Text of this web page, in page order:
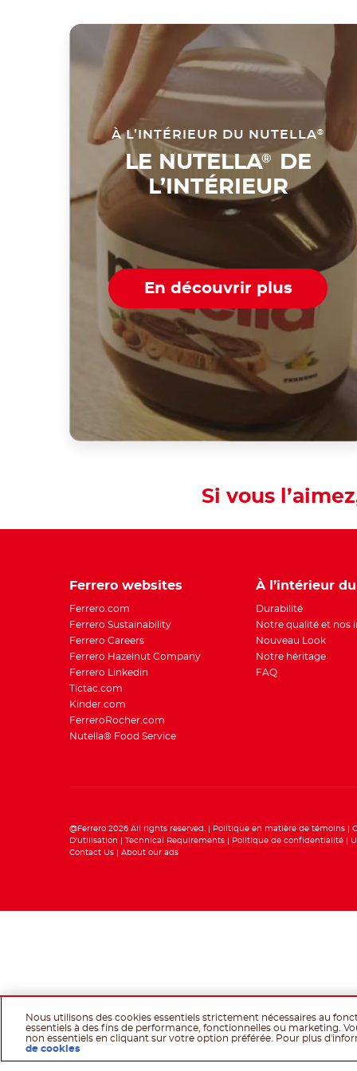
À L’INTÉRIEUR DU NUTELLA®
LE NUTELLA®
DE
L’INTÉRIEUR
En découvrir plus
Si vous
Ferrero websites
Ferrero.com
Ferrero Sustainability
Ferrero Careers
Ferrero Hazelnut Company
Ferrero Linkedin
Tictac.com
Kinder.com
FerreroRocher.com
Nutella® Food Service
À l’intérieur
Durabilité
Notre qualité et nos
Nouveau Look
Notre héritage
FAQ
@Ferrero 2026 All rights reserved. Politique en matière de témoins
D'utilisation
Technical Requirements Politique de confidentialité
Contact Us
About our ads
Nous utilisons des cookies essentiels strictement nécessaires au
essentiels à des fins de performance, fonctionnelles ou marketing.
non essentiels en cliquant sur votre option préférée. Pour plus
de cookies